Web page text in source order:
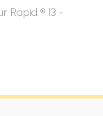
Rapid ® 13 -